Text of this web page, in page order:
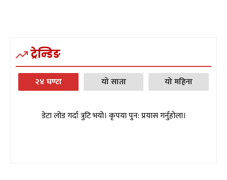
ट्रेन्डिङ
२४ घण्टा यो साता यो महिना
डेटा लोड गर्दा त्रुटि भयो। कृपया पुन: प्रयास गर्नुहोला।